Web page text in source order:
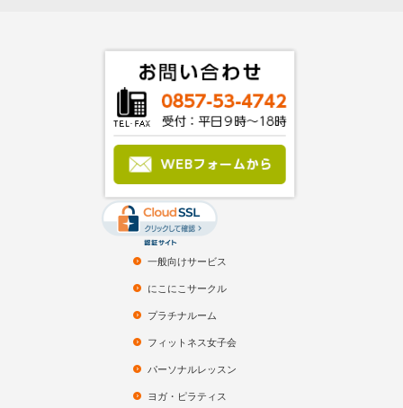
一般向けサービス
にこにこサークル
プラチナルーム
フィットネス女子会
パーソナルレッスン
ヨガ・ピラティス